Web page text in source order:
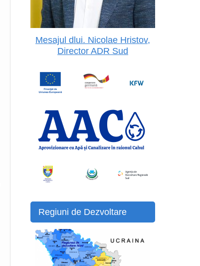
Mesajul dlui. Nicolae Hristov,
Director ADR Sud
Regiuni de Dezvoltare